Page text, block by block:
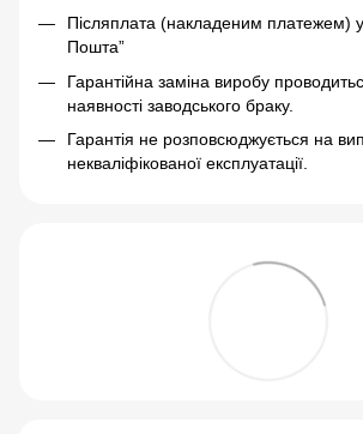
Післяплата (накладеним платежем) у
Пошта”
Гарантійна заміна виробу
наявності заводського браку.
Гарантія не розповсюджується на
некваліфікованої експлуатації.